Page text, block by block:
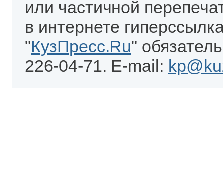
или частичной
в интернете
"КузПресс.Ru"
226-04-71. E-mail: